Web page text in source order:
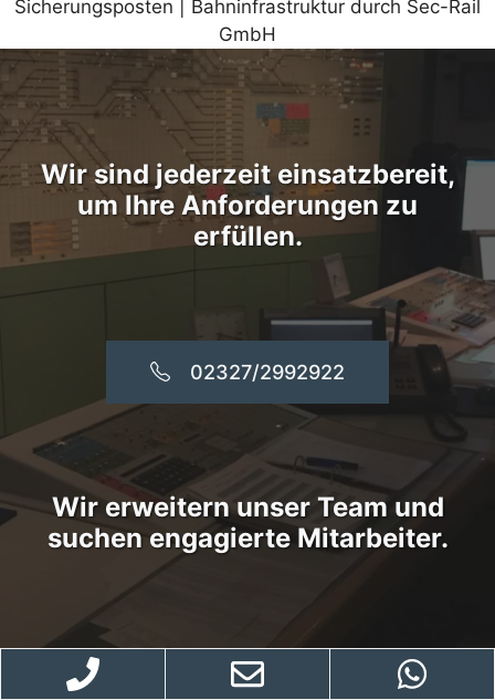
Wir sind jederzeit einsatzbereit,
um Ihre Anforderungen zu
erfüllen.
02327/2992922
Wir erweitern unser Team und
suchen engagierte Mitarbeiter.